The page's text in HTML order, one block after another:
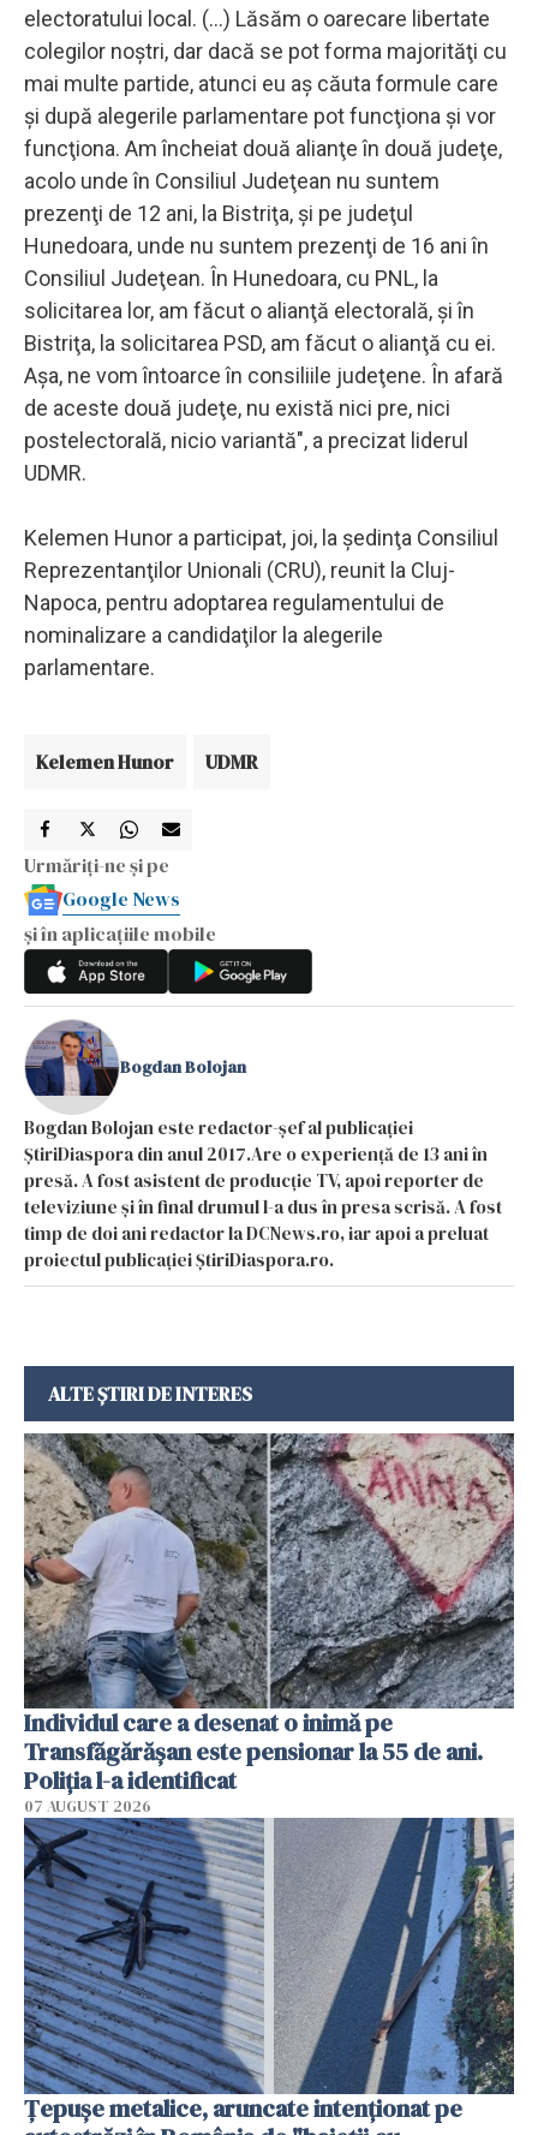
electoratului local. (...) Lăsăm o oarecare libertate
colegilor noştri, dar dacă se pot forma majorităţi cu
mai multe partide, atunci eu aş căuta formule care
şi după alegerile parlamentare pot funcţiona şi vor
funcţiona. Am încheiat două alianţe în două judeţe,
acolo unde în Consiliul Judeţean nu suntem
prezenţi de 12 ani, la Bistriţa, şi pe judeţul
Hunedoara, unde nu suntem prezenţi de 16 ani în
Consiliul Judeţean. În Hunedoara, cu PNL, la
solicitarea lor, am făcut o alianţă electorală, şi în
Bistriţa, la solicitarea PSD, am făcut o alianţă cu ei.
Aşa, ne vom întoarce în consiliile judeţene. În afară
de aceste două judeţe, nu există nici pre, nici
postelectorală, nicio variantă", a precizat liderul
UDMR.
Kelemen Hunor a participat, joi, la şedinţa Consiliul
Reprezentanţilor Unionali (CRU), reunit la Cluj-
Napoca, pentru adoptarea regulamentului de
nominalizare a candidaţilor la alegerile
parlamentare.
Kelemen Hunor UDMR
Urmăriți-ne și pe
Google News
și în aplicațiile mobile
Bogdan Bolojan
Bogdan Bolojan este redactor-șef al publicației
ȘtiriDiaspora din anul 2017.Are o experiență de 13 ani în
presă. A fost asistent de producție TV, apoi reporter de
televiziune și în final drumul l-a dus în presa scrisă. A fost
timp de doi ani redactor la DCNews.ro, iar apoi a preluat
proiectul publicației ȘtiriDiaspora.ro.
ALTE ȘTIRI DE INTERES
Individul care a desenat o inimă pe
Transfăgărășan este pensionar la 55 de ani.
Poliția l-a identificat
07 AUGUST 2026
Țepușe metalice, aruncate intenționat pe